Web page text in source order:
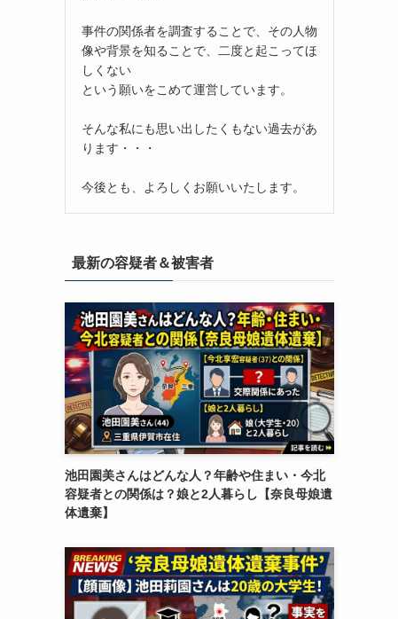
事件の関係者を調査することで、その人物
像や背景を知ることで、二度と起こってほ
しくない
という願いをこめて運営しています。
そんな私にも思い出したくもない過去があ
ります・・・
今後とも、よろしくお願いいたします。
最新の容疑者＆被害者
池田園美さんはどんな人？年齢や住まい・今北
容疑者との関係は？娘と2人暮らし【奈良母娘遺
体遺棄】